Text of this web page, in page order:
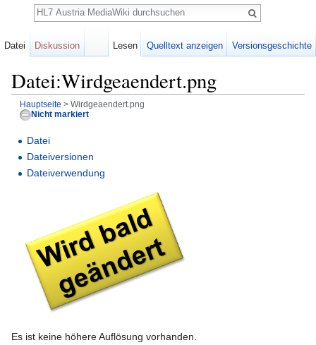
Datei:Wirdgeaendert.png
Hauptseite > Wirdgeaendert.png
Nicht markiert
Datei
Dateiversionen
Dateiverwendung
Es ist keine höhere Auflösung vorhanden.
Datei Diskussion Lesen Quelltext anzeigen Versionsgeschichte
Suche